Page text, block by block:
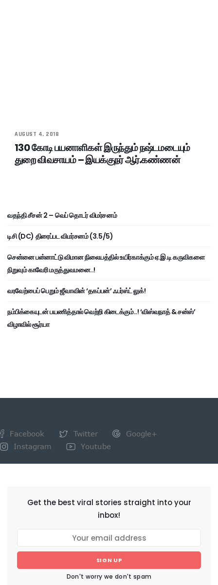
AUGUST 4, 2018
130 கோடி பயனாளிகள் இருந்தும் நஷ்டமடையும்
துறை விவசாயம் – இயக்குநர் ஆர்.கண்ணன்
வதந்தி சீசன் 2 – வெப் தொடர் விமர்சனம்
டிசி (DC) திரைப்பட விமர்சனம் (3.5/5)
சென்னை பன்னாட்டு விமான நிலையத்தில் உயிர்காக்கும் ஏ.இ.டி கருவிகளை
நிறுவும் காவேரி மருத்துவமனை..!
வரவேற்பைப் பெறும் ஜீவாவின் ‘தகப்பன்’ ஃபர்ஸ்ட் லுக்!
நம்பிக்கையுடன் பயணித்தால் வெற்றி கிடைக்கும்..! ‘விஸ்வநாத் & சன்ஸ்’
விழாவில் சூர்யா
Facebook Twitter
Google+
Instagram
Youtube
Get the best viral stories straight into your
inbox!
SIGN UP
Don't worry we don't spam